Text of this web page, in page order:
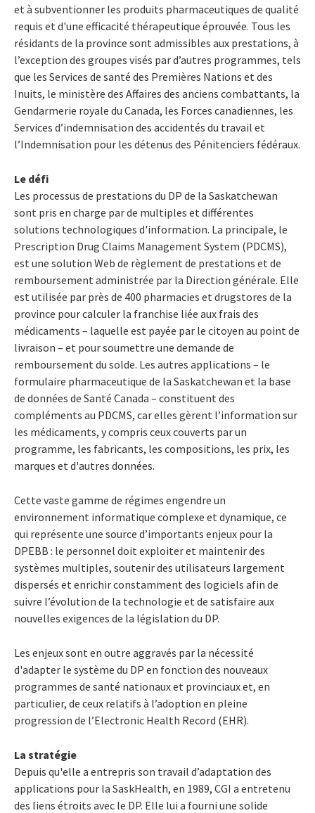
et à subventionner les produits pharmaceutiques de qualité
requis et d'une efficacité thérapeutique éprouvée. Tous les
résidants de la province sont admissibles aux prestations, à
l’exception des groupes visés par d’autres programmes, tels
que les Services de santé des Premières Nations et des
Inuits, le ministère des Affaires des anciens combattants, la
Gendarmerie royale du Canada, les Forces canadiennes, les
Services d’indemnisation des accidentés du travail et
l’Indemnisation pour les détenus des Pénitenciers fédéraux.
Le défi
Les processus de prestations du DP de la Saskatchewan
sont pris en charge par de multiples et différentes
solutions technologiques d'information. La principale, le
Prescription Drug Claims Management System (PDCMS),
est une solution Web de règlement de prestations et de
remboursement administrée par la Direction générale. Elle
est utilisée par près de 400 pharmacies et drugstores de la
province pour calculer la franchise liée aux frais des
médicaments – laquelle est payée par le citoyen au point de
livraison – et pour soumettre une demande de
remboursement du solde. Les autres applications – le
formulaire pharmaceutique de la Saskatchewan et la base
de données de Santé Canada – constituent des
compléments au PDCMS, car elles gèrent l’information sur
les médicaments, y compris ceux couverts par un
programme, les fabricants, les compositions, les prix, les
marques et d'autres données.
Cette vaste gamme de régimes engendre un
environnement informatique complexe et dynamique, ce
qui représente une source d’importants enjeux pour la
DPEBB : le personnel doit exploiter et maintenir des
systèmes multiples, soutenir des utilisateurs largement
dispersés et enrichir constamment des logiciels afin de
suivre l’évolution de la technologie et de satisfaire aux
nouvelles exigences de la législation du DP.
Les enjeux sont en outre aggravés par la nécessité
d'adapter le système du DP en fonction des nouveaux
programmes de santé nationaux et provinciaux et, en
particulier, de ceux relatifs à l’adoption en pleine
progression de l’Electronic Health Record (EHR).
La stratégie
Depuis qu'elle a entrepris son travail d’adaptation des
applications pour la SaskHealth, en 1989, CGI a entretenu
des liens étroits avec le DP. Elle lui a fourni une solide